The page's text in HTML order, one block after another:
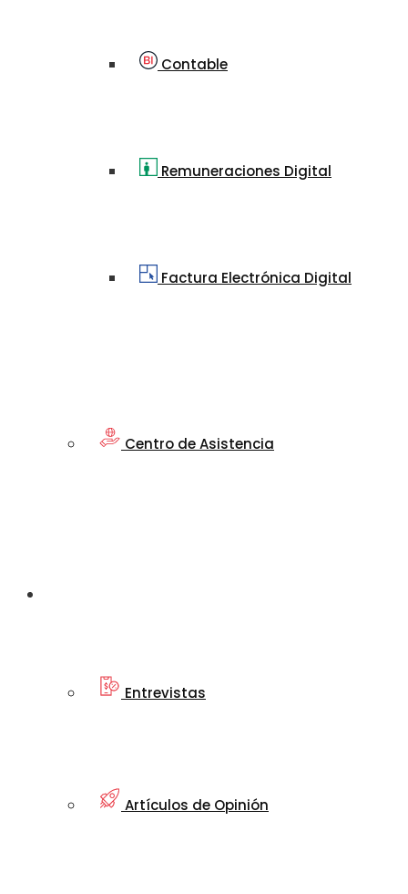
Contable
Remuneraciones Digital
Factura Electrónica Digital
Centro de Asistencia
Entrevistas
Artículos de Opinión